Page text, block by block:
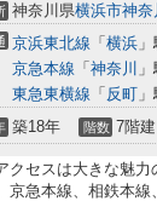
神奈川県横浜市神奈
京浜東北線 「 横浜
京急本線 「 神奈川
東急東横線 「 反町
築18年 階数 7階
クセスは大きな魅
京急本線、相鉄本